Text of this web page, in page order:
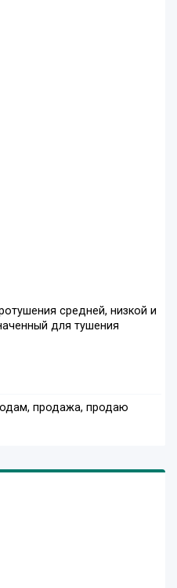
средней, низкой и
для тушения
продажа, продаю